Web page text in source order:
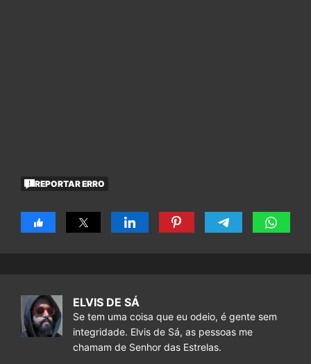
REPORTAR ERRO
ELVIS DE SÁ
Se tem uma coisa que eu odeio, é gente sem
integridade. Elvis de Sá, as pessoas me
chamam de Senhor das Estrelas.